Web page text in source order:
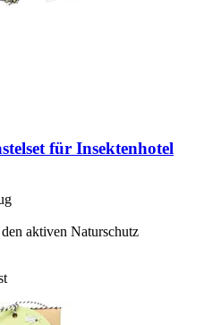
für Insektenhotel
aktiven Naturschutz